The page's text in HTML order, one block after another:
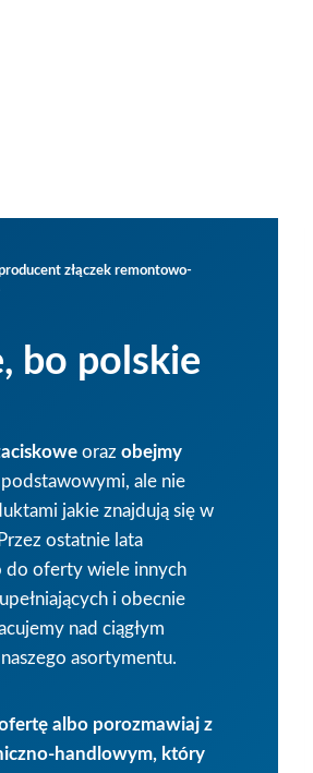
złączek remontowo-
bo polskie
oraz obejmy
podstawowymi, ale nie
jakie znajdują się w
ostatnie lata
do oferty wiele innych
i obecnie
nad ciągłym
asortymentu.
albo porozmawiaj z
handlowym, który